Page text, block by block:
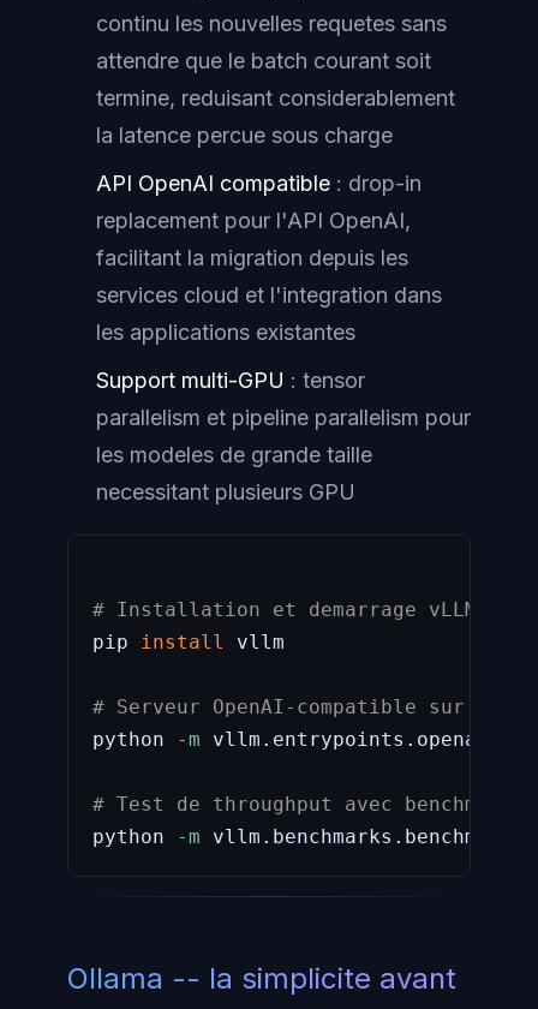
continu les nouvelles requetes sans
attendre que le batch courant soit
termine, reduisant considerablement
la latence percue sous charge
API OpenAI compatible : drop-in
replacement pour l'API OpenAI,
facilitant la migration depuis les
services cloud et l'integration dans
les applications existantes
Support multi-GPU : tensor
parallelism et pipeline parallelism pour
les modeles de grande taille
necessitant plusieurs GPU
# Installation et demarrage vLLM
pip
install vllm
# Serveur OpenAI-compatible sur GPU
python
-m
# Test de throughput avec benchmark
python
-m
Ollama -- la simplicite avant